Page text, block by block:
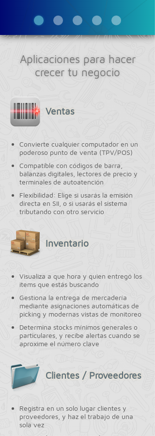
Aplicaciones para hacer
crecer tu negocio
Ventas
Convierte cualquier computador en un
poderoso punto de venta (TPV/POS)
Compatible con códigos de barra,
balanzas digitales, lectores de precio y
terminales de autoatención
Flexibilidad: Elige si usarás la emisión
directa en SII, o si usarás el sistema
tributando con otro servicio
Inventario
Visualiza a que hora y quien entregó los
items que estás buscando
Gestiona la entrega de mercadería
mediante asignaciones automáticas de
picking y modernas vistas de monitoreo
Determina stocks mínimos generales o
particulares, y recibe alertas cuando se
aproxime el número clave
Clientes / Proveedores
Registra en un solo lugar clientes y
proveedores, y haz el trabajo de una
sola vez